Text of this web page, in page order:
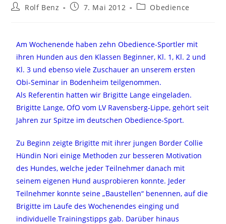
Rolf Benz 7. Mai 2012 Obedience
Am Wochenende haben zehn Obedience-Sportler mit
ihren Hunden aus den Klassen Beginner, Kl. 1, Kl. 2 und
Kl. 3 und ebenso viele Zuschauer an unserem ersten
Obi-Seminar in Bodenheim teilgenommen.
Als Referentin hatten wir Brigitte Lange eingeladen.
Brigitte Lange, OfO vom LV Ravensberg-Lippe, gehört seit
Jahren zur Spitze im deutschen Obedience-Sport.
Zu Beginn zeigte Brigitte mit ihrer jungen Border Collie
Hündin Nori einige Methoden zur besseren Motivation
des Hundes, welche jeder Teilnehmer danach mit
seinem eigenen Hund ausprobieren konnte. Jeder
Teilnehmer konnte seine „Baustellen“ benennen, auf die
Brigitte im Laufe des Wochenendes einging und
individuelle Trainingstipps gab. Darüber hinaus